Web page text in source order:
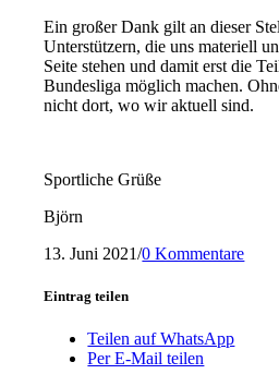
Ein großer Dank gilt an dieser
Unterstützern, die uns materiell
Seite stehen und damit erst die
Bundesliga möglich machen.
nicht dort, wo wir aktuell sind.
Sportliche Grüße
Björn
13. Juni 2021/0 Kommentare
Eintrag teilen
Teilen auf WhatsApp
Per E-Mail teilen